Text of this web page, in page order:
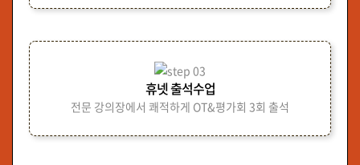
휴넷 출석수업
전문 강의장에서 쾌적하게 OT&평가회 3회 출석